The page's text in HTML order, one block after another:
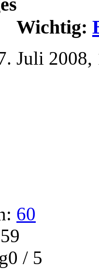
Wichtig:
Juli 2008,
60
/ 5